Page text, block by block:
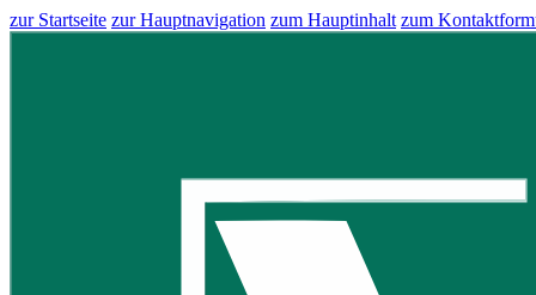
zur Startseite zur Hauptnavigation zum Hauptinhalt zum